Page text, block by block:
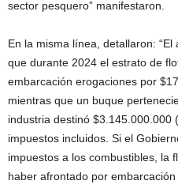
sector pesquero” manifestaron.
En la misma línea, detallaron:
que durante 2024 el estrato de
embarcación erogaciones por
mientras que un buque
industria destinó $3.145.000.000
impuestos incluidos. Si el
impuestos a los combustibles, la
haber afrontado por